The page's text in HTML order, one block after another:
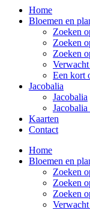
Home
Bloemen en
Zoeken
Zoeken
Zoeken
Een kort
Jacobalia
Jacobalia
Kaarten
Contact
Home
Bloemen en
Zoeken
Zoeken
Zoeken